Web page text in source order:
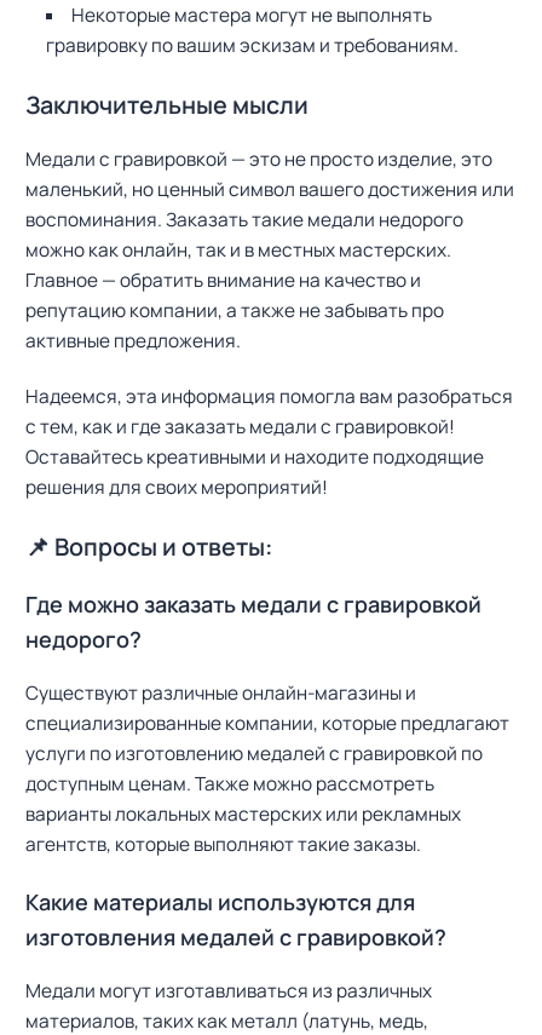
Некоторые мастера могут не выполнять
гравировку по вашим эскизам и требованиям.
Заключительные мысли
Медали с гравировкой — это не просто изделие, это
маленький, но ценный символ вашего достижения или
воспоминания. Заказать такие медали недорого
можно как онлайн, так и в местных мастерских.
Главное — обратить внимание на качество и
репутацию компании, а также не забывать про
активные предложения.
Надеемся, эта информация помогла вам разобраться
с тем, как и где заказать медали с гравировкой!
Оставайтесь креативными и находите подходящие
решения для своих мероприятий!
📌 Вопросы и ответы:
Где можно заказать медали с гравировкой
недорого?
Существуют различные онлайн-магазины и
специализированные компании, которые предлагают
услуги по изготовлению медалей с гравировкой по
доступным ценам. Также можно рассмотреть
варианты локальных мастерских или рекламных
агентств, которые выполняют такие заказы.
Какие материалы используются для
изготовления медалей с гравировкой?
Медали могут изготавливаться из различных
материалов, таких как металл (латунь, медь,